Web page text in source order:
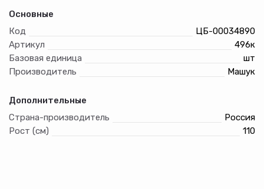
Основные
Код
ЦБ-00034890
Артикул
496к
Базовая единица
шт
Производитель
Машук
Дополнительные
Страна-производитель
Россия
Рост (см)
110